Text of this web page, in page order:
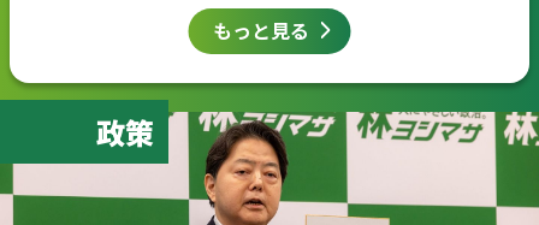
もっと見る
政策